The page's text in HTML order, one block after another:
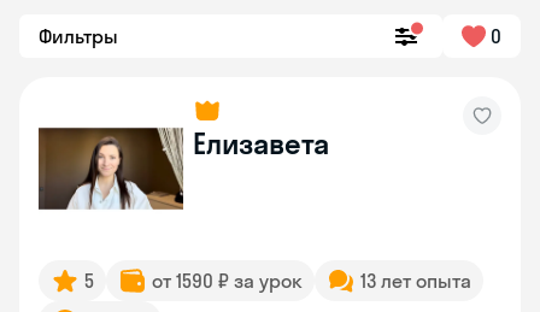
Фильтры 0
Елизавета
5 от 1590 ₽ за урок
13 лет опыта